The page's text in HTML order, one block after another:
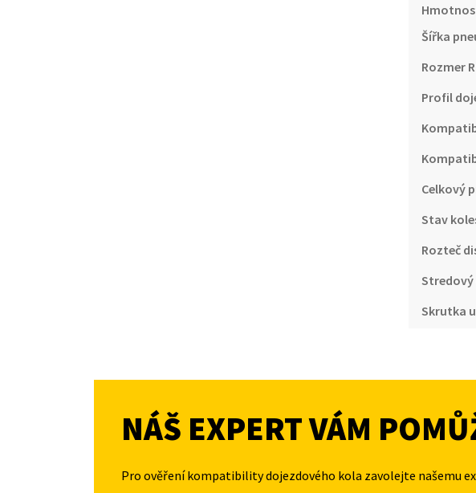
Šířka
Rozmer R
Profil
Celkový
Stav
Rozteč
Skrutka
NÁŠ EXPERT VÁM
Pro ověření kompatibility dojezdového kola zavolejte našemu